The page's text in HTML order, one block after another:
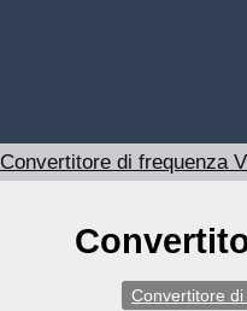
Convertitore di frequenza
Convertitore